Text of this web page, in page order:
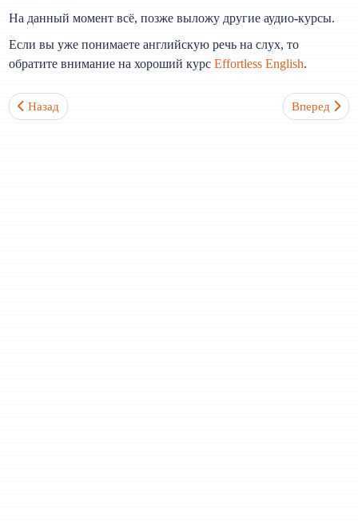
На данный момент всё, позже выложу другие аудио-курсы.
Если вы уже понимаете английскую речь на слух, то
обратите внимание на хороший курсEffortless English.
Предыдущий: Assimil. Английский без труда сегодня
Назад Следующий:
Вперед